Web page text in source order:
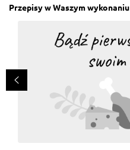
Przepisy w Waszym wykonaniu